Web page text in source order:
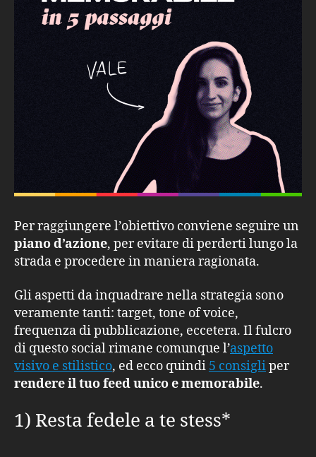
Per raggiungere l’obiettivo conviene seguire un
piano d’azione, per evitare di perderti lungo la
strada e procedere in maniera ragionata.
Gli aspetti da inquadrare nella strategia sono
veramente tanti: target, tone of voice,
frequenza di pubblicazione, eccetera. Il fulcro
di questo social rimane comunque l’aspetto
visivo e stilistico, ed ecco quindi 5 consigliper
rendere il tuo feed unico e memorabile.
1) Resta fedele a te stess*